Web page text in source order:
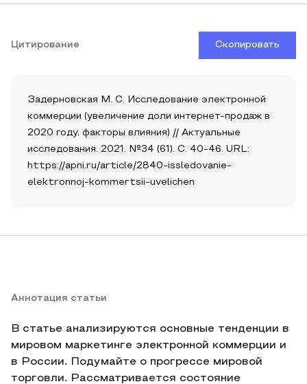
Цитирование Скопировать
Задерновская М. С. Исследование электронной
коммерции (увеличение доли интернет-продаж в
2020 году, факторы влияния) // Актуальные
исследования. 2021. №34 (61). С. 40-46. URL:
https://apni.ru/article/2840-issledovanie-
elektronnoj-kommertsii-uvelichen
Аннотация статьи
В статье анализируются основные тенденции в
мировом маркетинге электронной коммерции и
в России. Подумайте о прогрессе мировой
торговли. Рассматривается состояние